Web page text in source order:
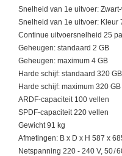
Snelheid van 1e uitvoer:
Snelheid van 1e uitvoer: Kleur
Continue uitvoersnelheid 25
Geheugen: standaard 2 GB
Geheugen: maximum 4 GB
Harde schijf: standaard 320 GB
Harde schijf: maximum 320 GB
ARDF-capaciteit 100 vellen
SPDF-capaciteit 220 vellen
Gewicht 91 kg
Afmetingen: B x D x H 587 x
Netspanning 220 - 240 V, 50